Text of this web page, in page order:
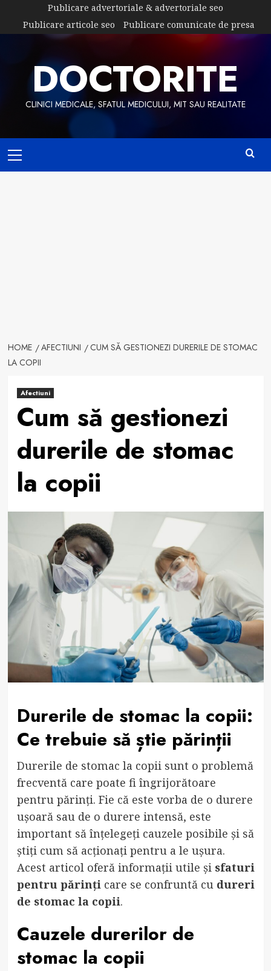
content
Publicare advertoriale & advertoriale seo
Publicare articole seo
Publicare comunicate de presa
DOCTORITE
CLINICI MEDICALE, SFATUL MEDICULUI, MIT SAU REALITATE
Menu
HOME AFECTIUNI
CUM SĂ GESTIONEZI DURERILE DE STOMAC
LA COPII
Afectiuni
Cum să gestionezi
durerile de stomac
la copii
Durerile de stomac la copii:
Ce trebuie să știe părinții
Durerile de stomac la copii sunt o problemă
frecventă care poate fi îngrijorătoare
pentru părinți. Fie că este vorba de o durere
ușoară sau de o durere intensă, este
important să înțelegeți cauzele posibile și să
știți cum să acționați pentru a le ușura.
Acest articol oferă informații utile și sfaturi
pentru părințicare se confruntă cu dureri
de stomac la copii.
Cauzele durerilor de
stomac la copii